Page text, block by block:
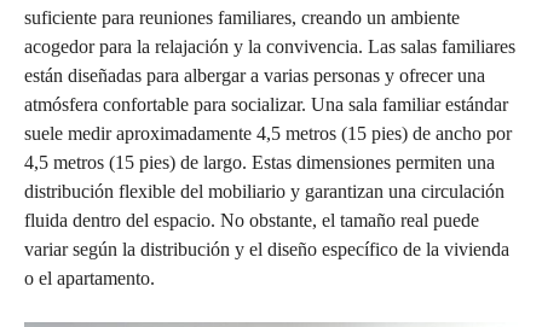
suficiente para reuniones familiares, creando un ambiente
acogedor para la relajación y la convivencia. Las salas familiares
están diseñadas para albergar a varias personas y ofrecer una
atmósfera confortable para socializar. Una sala familiar estándar
suele medir aproximadamente 4,5 metros (15 pies) de ancho por
4,5 metros (15 pies) de largo. Estas dimensiones permiten una
distribución flexible del mobiliario y garantizan una circulación
fluida dentro del espacio. No obstante, el tamaño real puede
variar según la distribución y el diseño específico de la vivienda
o el apartamento.